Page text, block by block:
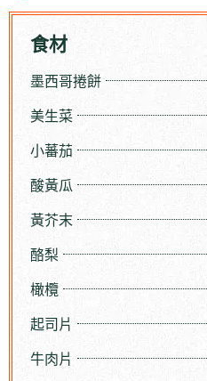
食材
墨西哥捲餅
美生菜
小蕃茄
酸黃瓜
黃芥末
酪梨
橄欖
起司片
牛肉片